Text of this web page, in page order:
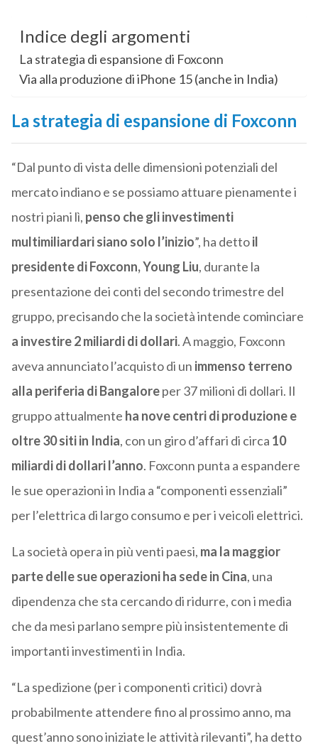
Indice degli argomenti
La strategia di espansione di Foxconn
Via alla produzione di iPhone 15 (anche in India)
La strategia di espansione di Foxconn
“Dal punto di vista delle dimensioni potenziali del
mercato indiano e se possiamo attuare pienamente i
nostri piani lì, penso che gli investimenti
multimiliardari siano solo l’inizio”, ha dettoil
presidente di Foxconn, Young Liu, durante la
presentazione dei conti del secondo trimestre del
gruppo, precisando che la società intende cominciare
a investire 2 miliardi di dollari. A maggio, Foxconn
aveva annunciato l’acquisto di un immenso terreno
alla periferia di Bangaloreper 37 milioni di dollari. Il
gruppo attualmente ha nove centri di produzione e
oltre 30 siti in India, con un giro d’affari di circa 10
miliardi di dollari l’anno. Foxconn punta a espandere
le sue operazioni in India a “componenti essenziali”
per l’elettrica di largo consumo e per i veicoli elettrici.
La società opera in più venti paesi, ma la maggior
parte delle sue operazioni ha sede in Cina, una
dipendenza che sta cercando di ridurre, con i media
che da mesi parlano sempre più insistentemente di
importanti investimenti in India.
“La spedizione (per i componenti critici) dovrà
probabilmente attendere fino al prossimo anno, ma
quest’anno sono iniziate le attività rilevanti”, ha detto